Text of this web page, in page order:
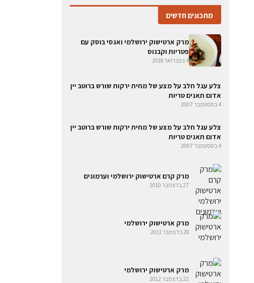
מתכונים חדשים
מרק ארטישוק ירושלמי ואגסי בוסק עם
פטריות וקבנוס
4 בפברואר 2018
צלע עגל חלב על מצע של מחית ירקות שורש ברוטב יין
אדום תאנים טריות
4 בספטמבר 2007
צלע עגל חלב על מצע של מחית ירקות שורש ברוטב יין
אדום תאנים טריות
4 בספטמבר 2007
מרק קרם ארטישוק ירושלמי וערמונים
27 בדצמבר 2010
מרק ארטישוק ירושלמי
28 בדצמבר 2011
מרק ארטישוק ירושלמי
22 בדצמבר 2012